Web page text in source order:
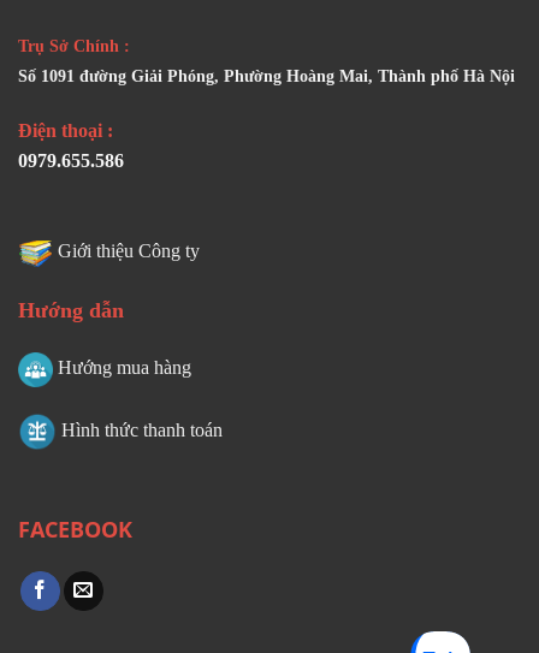
Trụ Sở Chính :
Số 1091 đường Giải Phóng, Phường Hoàng Mai, Thành phố Hà Nội
Điện thoại :
0979.655.586
Giới thiệu Công ty
Hướng dẫn
Hướng mua hàng
Hình thức thanh toán
FACEBOOK